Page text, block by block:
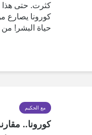
كثرت. حتى هذا
كورونا يصارع
حياة البشر! من
مع الحكيم
كورونا..